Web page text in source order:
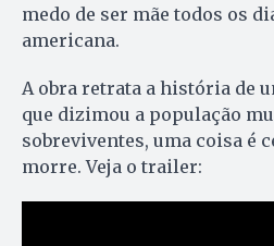
medo de ser mãe todos os
americana.
A obra retrata a história de
que dizimou a população
sobreviventes, uma coisa é
morre. Veja o trailer: